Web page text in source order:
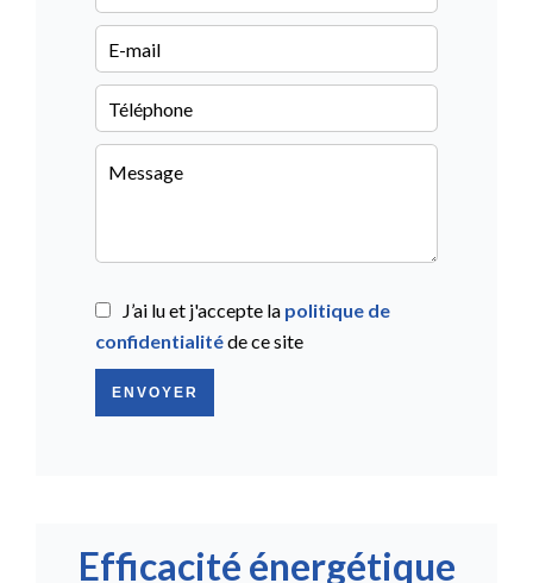
J’ai lu et j'accepte la politique de
confidentialitéde ce site
ENVOYER
Efficacité énergétique